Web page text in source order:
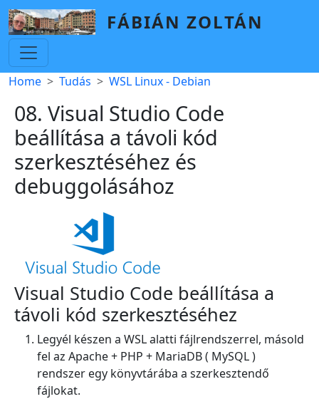
Skip to main content
FÁBIÁN ZOLTÁN
Breadcrumb
Home Tudás WSL Linux - Debian
08. Visual Studio Code
beállítása a távoli kód
szerkesztéséhez és
debuggolásához
Visual Studio Code beállítása a
távoli kód szerkesztéséhez
Legyél készen a WSL alatti fájlrendszerrel, másold
fel az Apache + PHP + MariaDB ( MySQL )
rendszer egy könyvtárába a szerkesztendő
fájlokat.